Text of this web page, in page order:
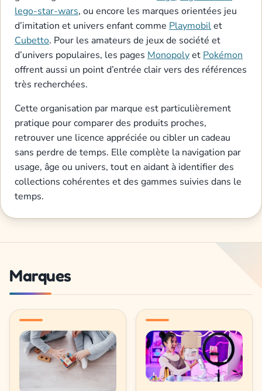
lego-star-wars, ou encore les marques orientées jeu
d’imitation et univers enfant comme Playmobilet
Cubetto. Pour les amateurs de jeux de société et
d’univers populaires, les pages Monopolyet Pokémon
offrent aussi un point d’entrée clair vers des références
très recherchées.
Cette organisation par marque est particulièrement
pratique pour comparer des produits proches,
retrouver une licence appréciée ou cibler un cadeau
sans perdre de temps. Elle complète la navigation par
usage, âge ou univers, tout en aidant à identifier des
collections cohérentes et des gammes suivies dans le
temps.
Marques